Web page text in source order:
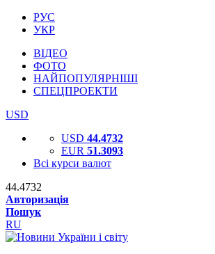
РУС
УКР
ВІДЕО
ФОТО
НАЙПОПУЛЯРНІШІ
СПЕЦПРОЕКТИ
USD
USD 44.4732
EUR 51.3093
Всі курси валют
44.4732
Авторизація
Пошук
RU